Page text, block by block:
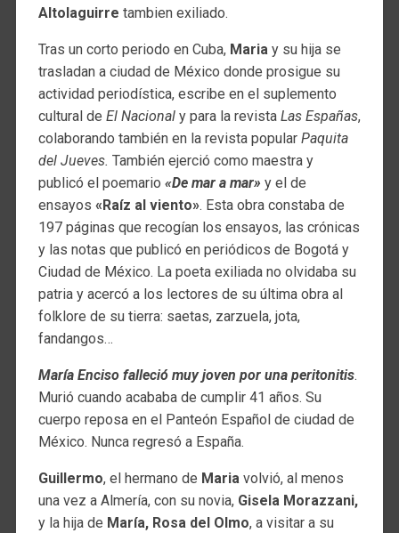
Altolaguirre tambien exiliado.
Tras un corto periodo en Cuba, Maria y su hija se
trasladan a ciudad de México donde prosigue su
actividad periodística, escribe en el suplemento
cultural de El Nacionaly para la revista Las Españas,
colaborando también en la revista popular Paquita
del Jueves. También ejerció como maestra y
publicó el poemario «De mar a mar» y el de
ensayos «Raíz al viento». Esta obra constaba de
197 páginas que recogían los ensayos, las crónicas
y las notas que publicó en periódicos de Bogotá y
Ciudad de México. La poeta exiliada no olvidaba su
patria y acercó a los lectores de su última obra al
folklore de su tierra: saetas, zarzuela, jota,
fandangos…
María Enciso falleció muy joven por una peritonitis.
Murió cuando acababa de cumplir 41 años. Su
cuerpo reposa en el Panteón Español de ciudad de
México. Nunca regresó a España.
Guillermo, el hermano de Maria volvió, al menos
una vez a Almería, con su novia, Gisela Morazzani,
y la hija de María, Rosa del Olmo, a visitar a su